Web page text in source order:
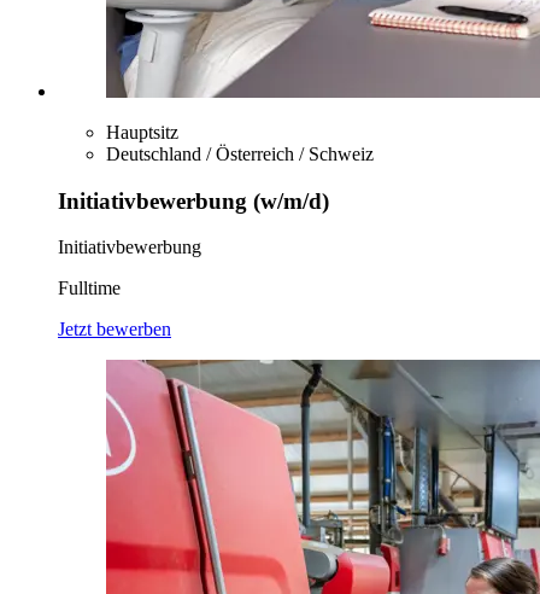
Hauptsitz
Deutschland / Österreich / Schweiz
Initiativbewerbung (w/m/d)
Initiativbewerbung
Fulltime
Jetzt bewerben